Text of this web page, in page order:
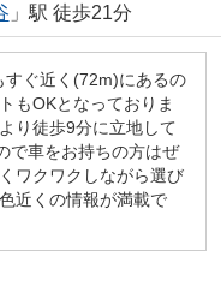
」駅 徒歩21分
すぐ近く(72m)にあるの
もOKとなっておりま
り徒歩9分に立地して
で車をお持ちの方はぜ
ワクワクしながら選び
近くの情報が満載で